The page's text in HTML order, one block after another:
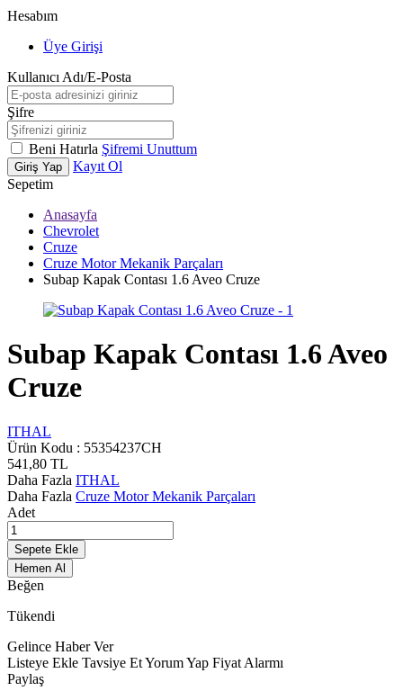
Hesabım
Üye Girişi
Kullanıcı Adı/E-Posta
Şifre
Beni Hatırla Şifremi Unuttum
Giriş Yap
Kayıt Ol
Sepetim
Anasayfa
Chevrolet
Cruze
Cruze Motor Mekanik Parçaları
Subap Kapak Contası 1.6 Aveo Cruze
Subap Kapak Contası 1.6 Aveo
Cruze
ITHAL
Ürün Kodu : 55354237CH
541,80 TL
Daha Fazla ITHAL
Daha Fazla Cruze Motor Mekanik Parçaları
Adet
Sepete Ekle
Hemen Al
Beğen
Tükendi
Gelince Haber Ver
Listeye Ekle Tavsiye EtYorum Yap Fiyat Alarmı
Paylaş